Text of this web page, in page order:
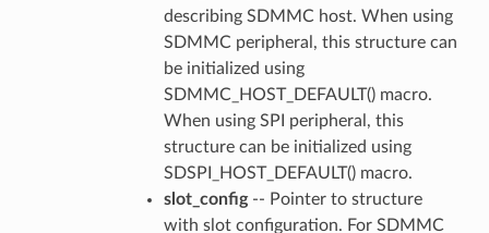
describing SDMMC host. When using
SDMMC peripheral, this structure can
be initialized using
SDMMC_HOST_DEFAULT() macro.
When using SPI peripheral, this
structure can be initialized using
SDSPI_HOST_DEFAULT() macro.
slot_config-- Pointer to structure
with slot configuration. For SDMMC